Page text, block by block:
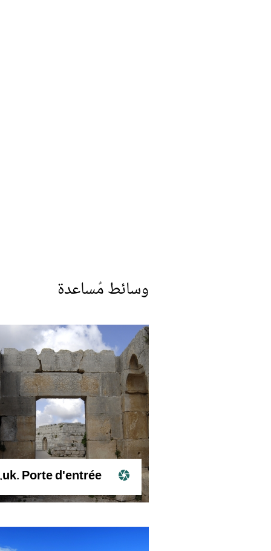
وسائط مُساعدة